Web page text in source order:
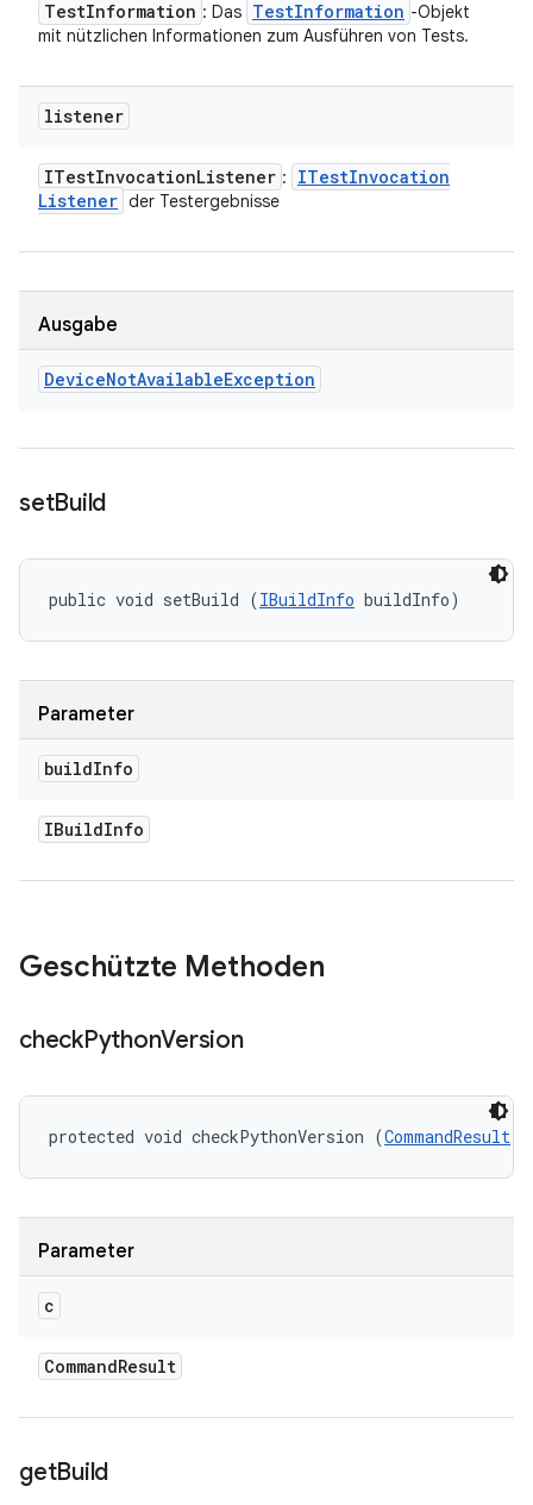
TestInformation : Das TestInformation -Objekt
mit nützlichen Informationen zum Ausführen von Tests.
listener
ITestInvocationListener : ITestInvocation
Listener der Testergebnisse
Ausgabe
DeviceNotAvailableException
setBuild
public void setBuild (IBuildInfo buildInfo)
Parameter
buildInfo
IBuildInfo
Geschützte Methoden
checkPythonVersion
protected void checkPythonVersion (CommandResult
Parameter
c
CommandResult
getBuild